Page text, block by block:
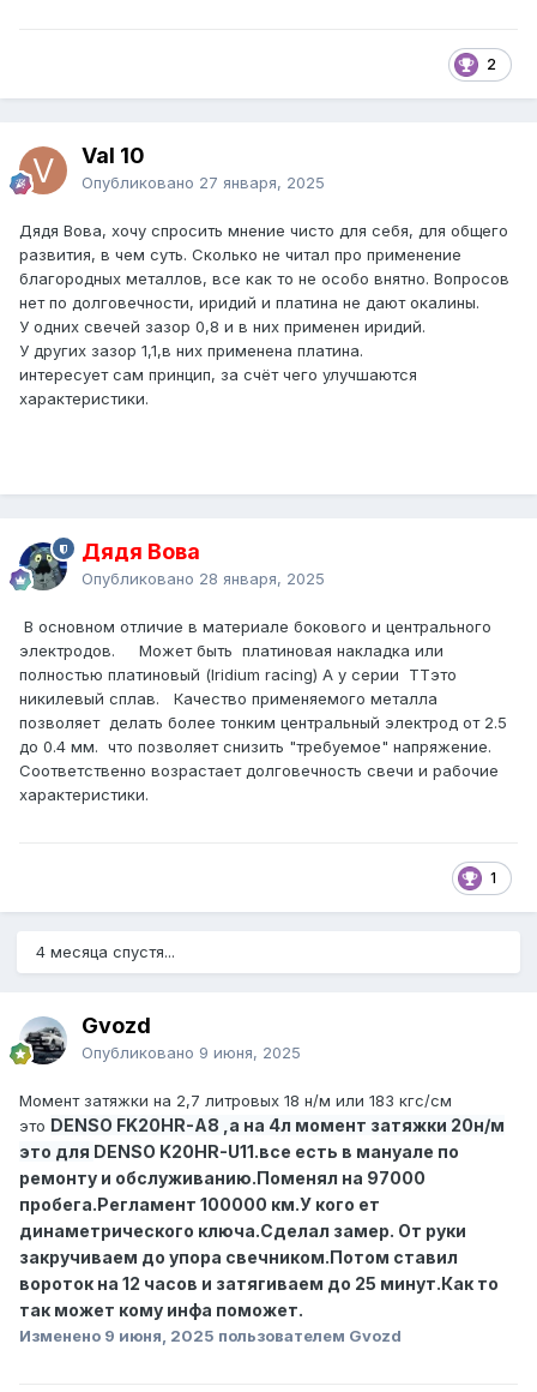
2
Val 10
Опубликовано 27 января, 2025
Дядя Вова, хочу спросить мнение чисто для себя, для общего
развития, в чем суть. Сколько не читал про применение
благородных металлов, все как то не особо внятно. Вопросов
нет по долговечности, иридий и платина не дают окалины.
У одних свечей зазор 0,8 и в них применен иридий.
У других зазор 1,1,в них применена платина.
интересует сам принцип, за счёт чего улучшаются
характеристики.
Дядя Вова
Опубликовано 28 января, 2025
В основном отличие в материале бокового и центрального
электродов. Может быть платиновая накладка или
полностью платиновый (Iridium racing) А у серии TTэто
никилевый сплав. Качество применяемого металла
позволяет делать более тонким центральный электрод от 2.5
до 0.4 мм. что позволяет снизить "требуемое" напряжение.
Соответственно возрастает долговечность свечи и рабочие
характеристики.
1
4 месяца спустя...
Gvozd
Опубликовано 9 июня, 2025
Момент затяжки на 2,7 литровых 18 н/м или 183 кгс/см
это DENSO FK20HR-A8 ,а на 4л момент затяжки 20н/м
это для DENSO K20HR-U11.все есть в мануале по
ремонту и обслуживанию.Поменял на 97000
пробега.Регламент 100000 км.У кого ет
динаметрического ключа.Сделал замер. От руки
закручиваем до упора свечником.Потом ставил
вороток на 12 часов и затягиваем до 25 минут.Как то
так может кому инфа поможет.
Изменено 9 июня, 2025 пользователем Gvozd